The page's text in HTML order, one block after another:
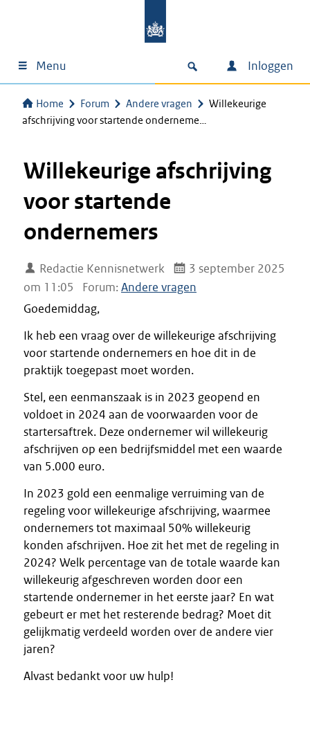
Menu Inloggen
Home Forum Andere vragen
Willekeurige
afschrijving voor startende onderneme…
Willekeurige afschrijving
voor startende
ondernemers
Redactie Kennisnetwerk
3 september 2025
om 11:05
Forum: Andere vragen
Goedemiddag,
Ik heb een vraag over de willekeurige afschrijving
voor startende ondernemers en hoe dit in de
praktijk toegepast moet worden.
Stel, een eenmanszaak is in 2023 geopend en
voldoet in 2024 aan de voorwaarden voor de
startersaftrek. Deze ondernemer wil willekeurig
afschrijven op een bedrijfsmiddel met een waarde
van 5.000 euro.
In 2023 gold een eenmalige verruiming van de
regeling voor willekeurige afschrijving, waarmee
ondernemers tot maximaal 50% willekeurig
konden afschrijven. Hoe zit het met de regeling in
2024? Welk percentage van de totale waarde kan
willekeurig afgeschreven worden door een
startende ondernemer in het eerste jaar? En wat
gebeurt er met het resterende bedrag? Moet dit
gelijkmatig verdeeld worden over de andere vier
jaren?
Alvast bedankt voor uw hulp!